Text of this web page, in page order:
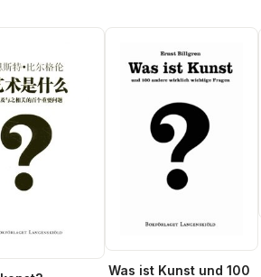
Was ist Kunst und 100